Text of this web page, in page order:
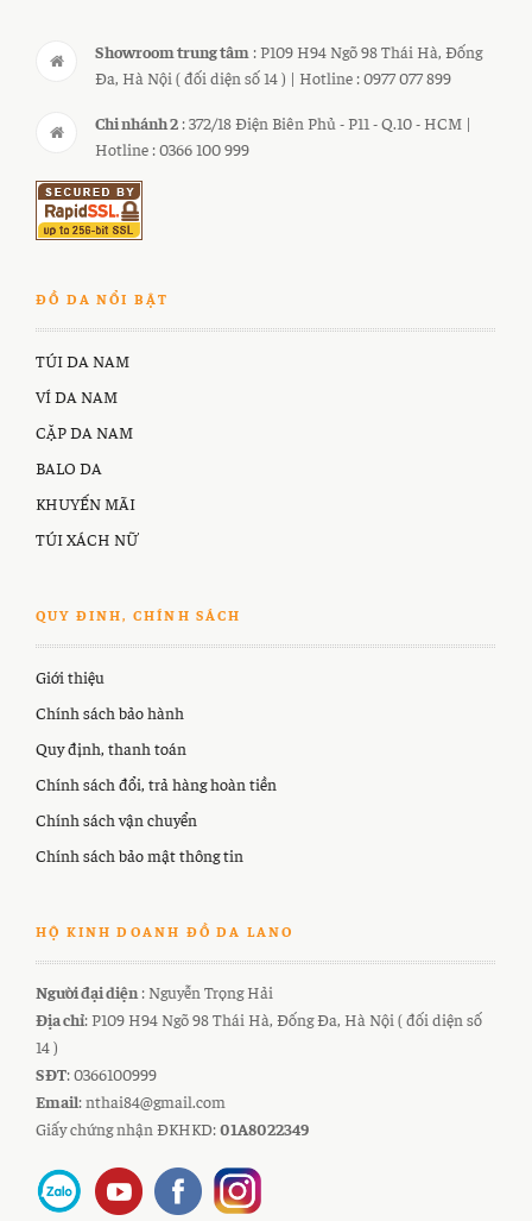
Showroom trung tâm : P109 H94 Ngõ 98 Thái Hà, Đống
Đa, Hà Nội ( đối diện số 14 ) | Hotline : 0977 077 899
Chi nhánh 2 : 372/18 Điện Biên Phủ - P11 - Q.10 - HCM |
Hotline : 0366 100 999
ĐỒ DA NỔI BẬT
TÚI DA NAM
VÍ DA NAM
CẶP DA NAM
BALO DA
KHUYẾN MÃI
TÚI XÁCH NỮ
QUY ĐINH, CHÍNH SÁCH
Giới thiệu
Chính sách bảo hành
Quy định, thanh toán
Chính sách đổi, trả hàng hoàn tiền
Chính sách vận chuyển
Chính sách bảo mật thông tin
HỘ KINH DOANH ĐỒ DA LANO
Người đại diện : Nguyễn Trọng Hải
Địa chỉ: P109 H94 Ngõ 98 Thái Hà, Đống Đa, Hà Nội ( đối diện số
14 )
SĐT: 0366100999
Email: nthai84@gmail.com
Giấy chứng nhận ĐKHKD:01A8022349